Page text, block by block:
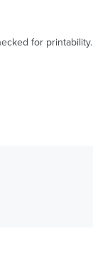
for printability.